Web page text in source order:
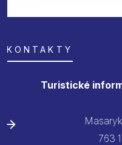
KONTAKTY
Turistické
763